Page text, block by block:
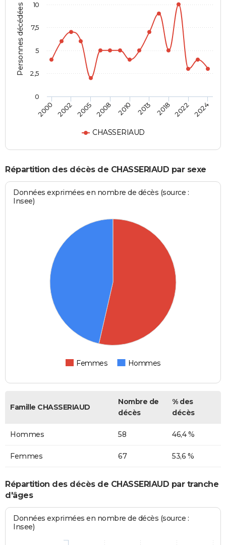
Personnes décédées
CHASSERIAUD
2000 2002 2005 2008 2010 2013 2018 2022 2024
0
2,5
5
7,5
10
Répartition des décès de CHASSERIAUD par sexe
Données exprimées en nombre de décès (source :
Insee)
Femmes Hommes
Famille CHASSERIAUD
Nombre de
décès
% des
décès
Hommes 58 46,4 %
Femmes 67 53,6 %
Répartition des décès de CHASSERIAUD par tranche
d'âges
Données exprimées en nombre de décès (source :
Insee)